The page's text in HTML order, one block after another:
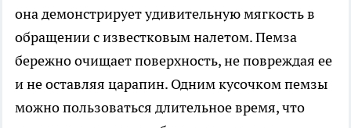
она демонстрирует удивительную мягкость в
обращении с известковым налетом. Пемза
бережно очищает поверхность, не повреждая ее
и не оставляя царапин. Одним кусочком пемзы
можно пользоваться длительное время, что